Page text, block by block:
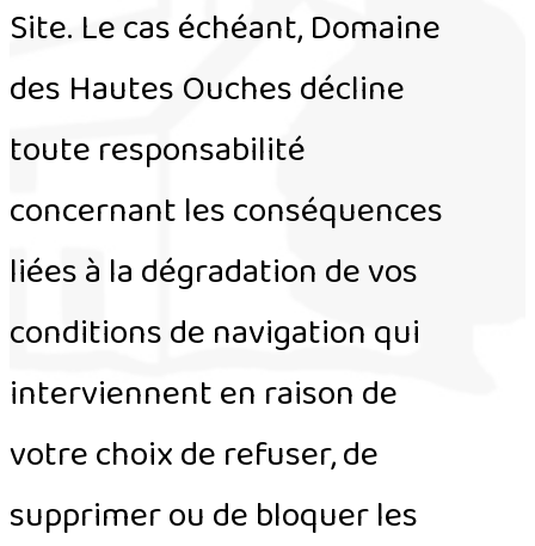
Site. Le cas échéant, Domaine
des Hautes Ouches décline
toute responsabilité
concernant les conséquences
liées à la dégradation de vos
conditions de navigation qui
interviennent en raison de
votre choix de refuser, de
supprimer ou de bloquer les